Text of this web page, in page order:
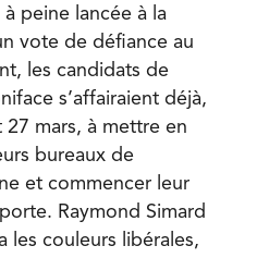
peine lancée à la
vote de défiance au
les candidats de
s’affairaient déjà,
27 mars, à mettre en
bureaux de
et commencer leur
Raymond Simard
les couleurs libérales,